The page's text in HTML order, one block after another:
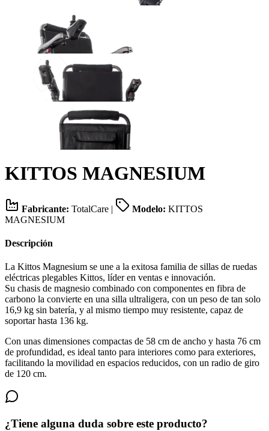
KITTOS MAGNESIUM
Fabricante: TotalCare | Modelo: KITTOS
MAGNESIUM
Descripción
La Kittos Magnesium se une a la exitosa familia de sillas de ruedas
eléctricas plegables Kittos, líder en ventas e innovación.
Su chasis de magnesio combinado con componentes en fibra de
carbono la convierte en una silla ultraligera, con un peso de tan solo
16,9 kg sin batería, y al mismo tiempo muy resistente, capaz de
soportar hasta 136 kg.
Con unas dimensiones compactas de 58 cm de ancho y hasta 76 cm
de profundidad, es ideal tanto para interiores como para exteriores,
facilitando la movilidad en espacios reducidos, con un radio de giro
de 120 cm.
¿Tiene alguna duda sobre este producto?